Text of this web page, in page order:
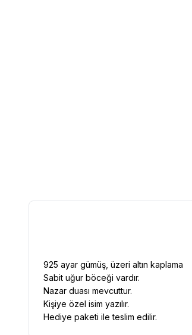
925 ayar gümüş, üzeri altın kaplama
Sabit uğur böceği vardır.
Nazar duası mevcuttur.
Kişiye özel isim yazılır.
Hediye paketi ile teslim edilir.